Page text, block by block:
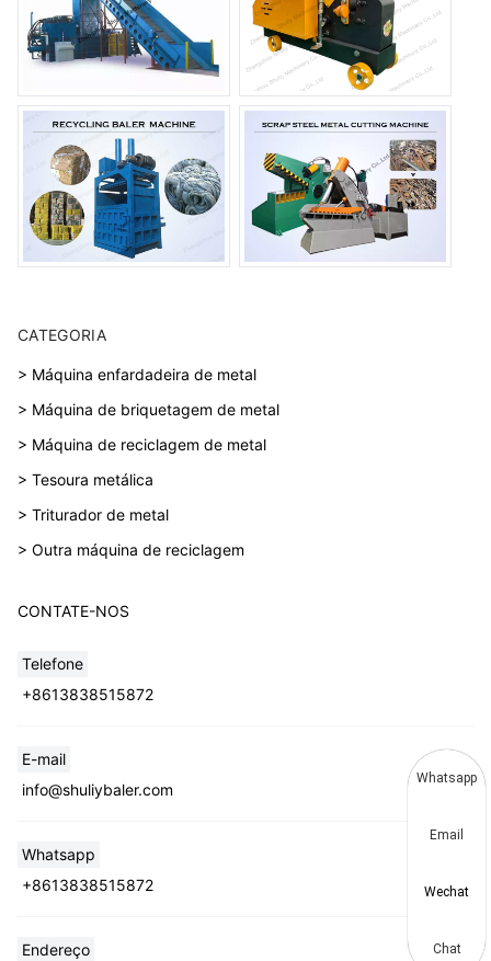
CATEGORIA
> Máquina enfardadeira de metal
> Máquina de briquetagem de metal
> Máquina de reciclagem de metal
> Tesoura metálica
> Triturador de metal
> Outra máquina de reciclagem
CONTATE-NOS
Telefone
+8613838515872
E-mail
info@shuliybaler.com
Whatsapp
+8613838515872
Endereço
Whatsapp
Email
Wechat
Chat